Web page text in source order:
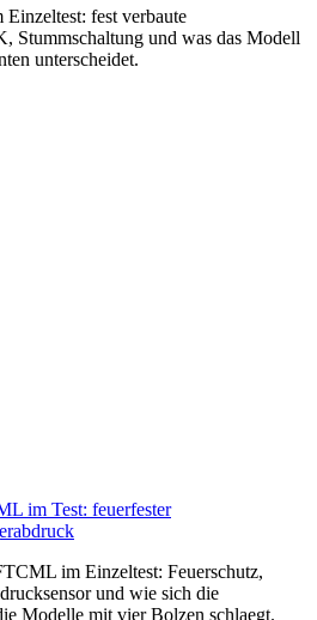
fest verbaute
Stummschaltung und was das Modell
unterscheidet.
im Test: feuerfester
im Einzeltest: Feuerschutz,
und wie sich die
Modelle mit vier Bolzen schlaegt.